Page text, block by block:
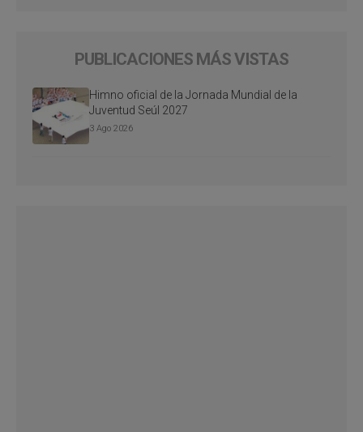
PUBLICACIONES MÁS VISTAS
Himno oficial de la Jornada Mundial de la
Juventud Seúl 2027
3 Ago 2026